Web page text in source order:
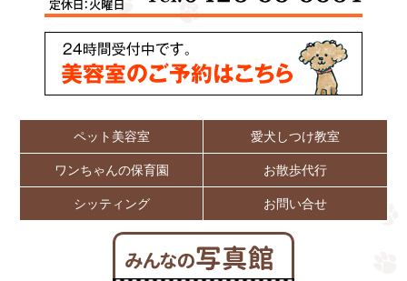
ペット美容室 愛犬しつけ教室
ワンちゃんの保育園 お散歩代行
シッティング お問い合せ